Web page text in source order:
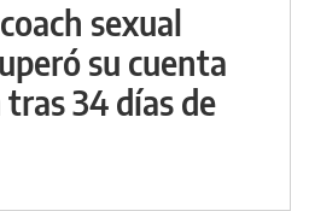
sexual
su cuenta
34 días de